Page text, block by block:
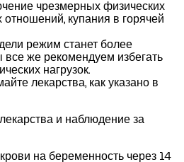
чрезмерных физических
отношений, купания в горячей
режим станет более
же рекомендуем избегать
нагрузок.
лекарства, как указано в
и наблюдение за
на беременность через 14